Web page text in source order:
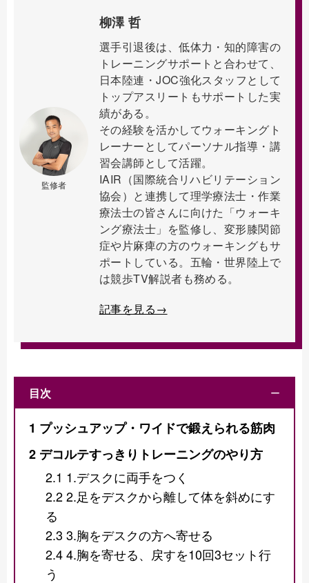
監修者
柳澤 哲
選手引退後は、低体力・知的障害の
トレーニングサポートと合わせて、
日本陸連・JOC強化スタッフとして
トップアスリートもサポートした実
績がある。
その経験を活かしてウォーキングト
レーナーとしてパーソナル指導・講
習会講師として活躍。
IAIR（国際統合リハビリテーション
協会）と連携して理学療法士・作業
療法士の皆さんに向けた「ウォーキ
ング療法士」を監修し、変形膝関節
症や片麻痺の方のウォーキングもサ
ポートしている。五輪・世界陸上で
は競歩TV解説者も務める。
記事を見る→
目次 ー
1 プッシュアップ・ワイドで鍛えられる筋肉
2 デコルテすっきりトレーニングのやり方
2.1 1.デスクに両手をつく
2.22.足をデスクから離して体を斜めにす
る
2.3 3.胸をデスクの方へ寄せる
2.44.胸を寄せる、戻すを10回3セット行
う